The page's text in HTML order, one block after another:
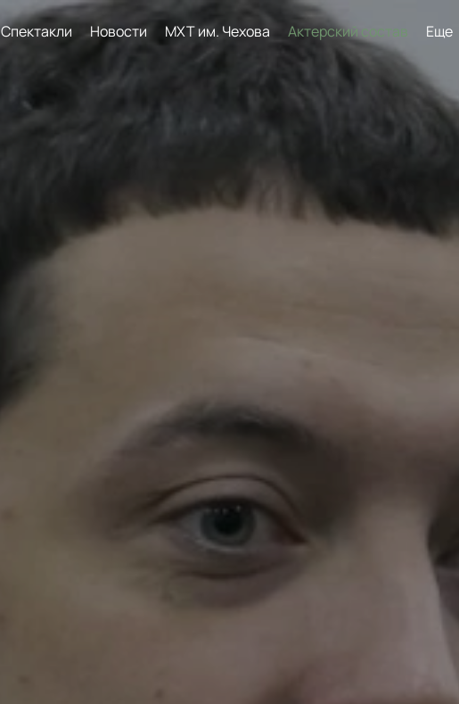
Спектакли Новости МХТ им. Чехова Актерский состав Еще